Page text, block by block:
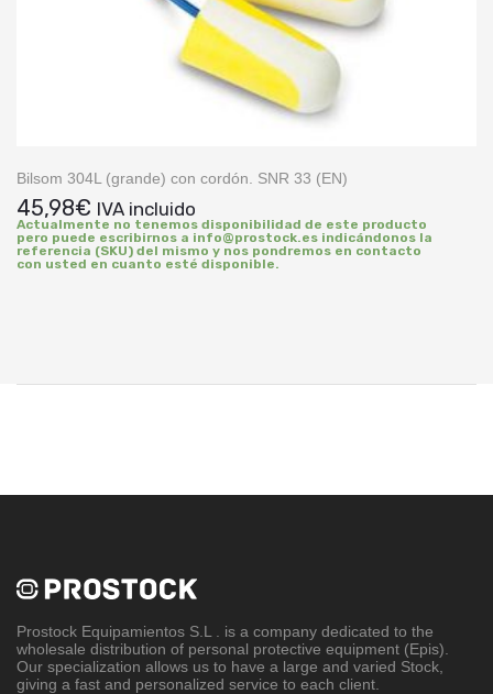
Bilsom 304L (grande) con cordón. SNR 33 (EN)
45,98€ IVA incluido
Actualmente no tenemos disponibilidad de este producto
pero puede escribirnos a info@prostock.es indicándonos la
referencia (SKU) del mismo y nos pondremos en contacto
con usted en cuanto esté disponible.
Prostock Equipamientos S.L
. is a company dedicated to the
wholesale distribution of personal protective equipment (Epis).
Our specialization allows us to have a large and varied Stock,
giving a fast and personalized service to each client.